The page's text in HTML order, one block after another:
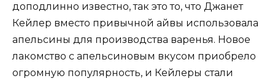
доподлинно известно, так это то, что Джанет
Кейлер вместо привычной айвы использовала
апельсины для производства варенья. Новое
лакомство с апельсиновым вкусом приобрело
огромную популярность, и Кейлеры стали